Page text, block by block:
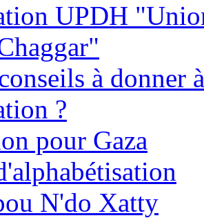
UPDH
à donner
?
pour Gaza
N'do Xatty